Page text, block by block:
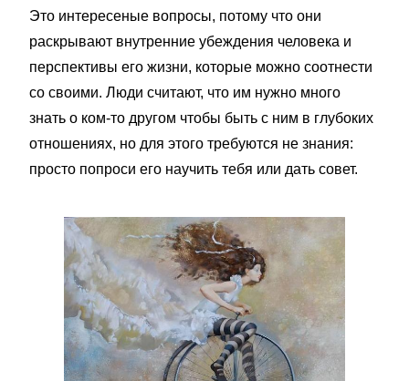
Это интересеные вопросы, потому что они
раскрывают внутренние убеждения человека и
перспективы его жизни, которые можно соотнести
со своими. Люди считают, что им нужно много
знать о ком-то другом чтобы быть с ним в глубоких
отношениях, но для этого требуются не знания:
просто попроси его научить тебя или дать совет.